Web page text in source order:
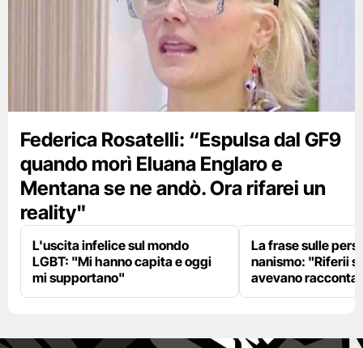
Federica Rosatelli: “Espulsa dal GF9
quando morì Eluana Englaro e
Mentana se ne andò. Ora rifarei un
reality"
L'uscita infelice sul mondo
LGBT: "Mi hanno capita e oggi
mi supportano"
La frase sulle
nanismo: "Riferii
avevano